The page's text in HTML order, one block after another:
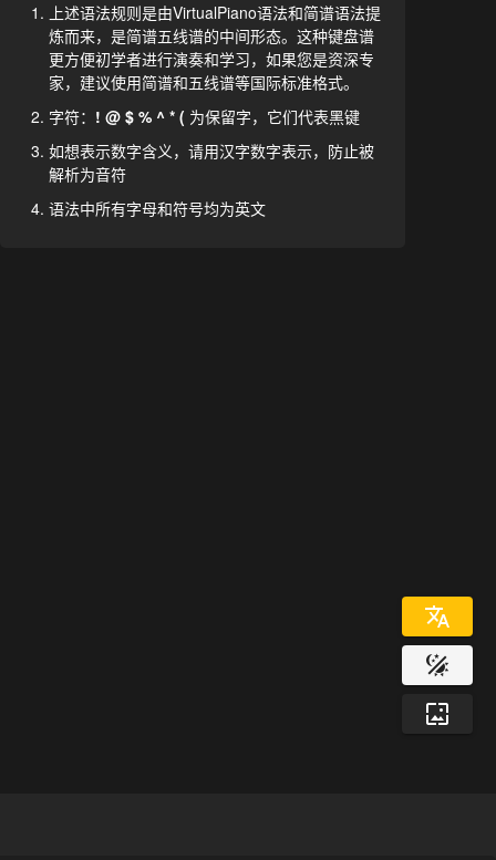
上述语法规则是由VirtualPiano语法和简谱语法提
炼而来，是简谱五线谱的中间形态。这种键盘谱
更方便初学者进行演奏和学习，如果您是资深专
家，建议使用简谱和五线谱等国际标准格式。
字符： ! @ $ % ^ * ( 为保留字，它们代表黑键
如想表示数字含义，请用汉字数字表示，防止被
解析为音符
语法中所有字母和符号均为英文